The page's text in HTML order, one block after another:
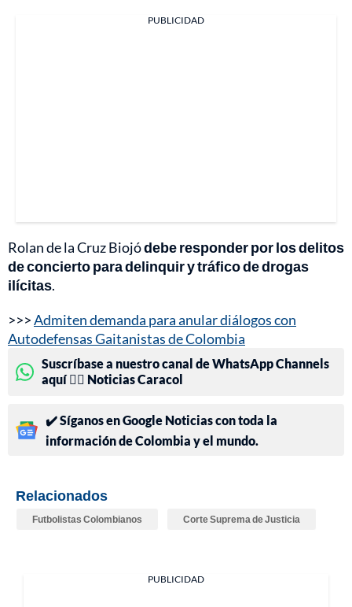
PUBLICIDAD
Rolan de la Cruz Biojódebe responder por los delitos
de concierto para delinquir y tráfico de drogas
ilícitas.
>>>Admiten demanda para anular diálogos con
Autodefensas Gaitanistas de Colombia
Suscríbase a nuestro canal de WhatsApp Channels
aquí 👉🏻 Noticias Caracol
✔️ Síganos en Google Noticias con toda la
información de Colombia y el mundo.
Relacionados
Futbolistas Colombianos Corte Suprema de Justicia
PUBLICIDAD